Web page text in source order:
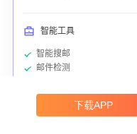
智能工具
智能搜邮
邮件检测
触达转化工具 通用余额：
下载APP